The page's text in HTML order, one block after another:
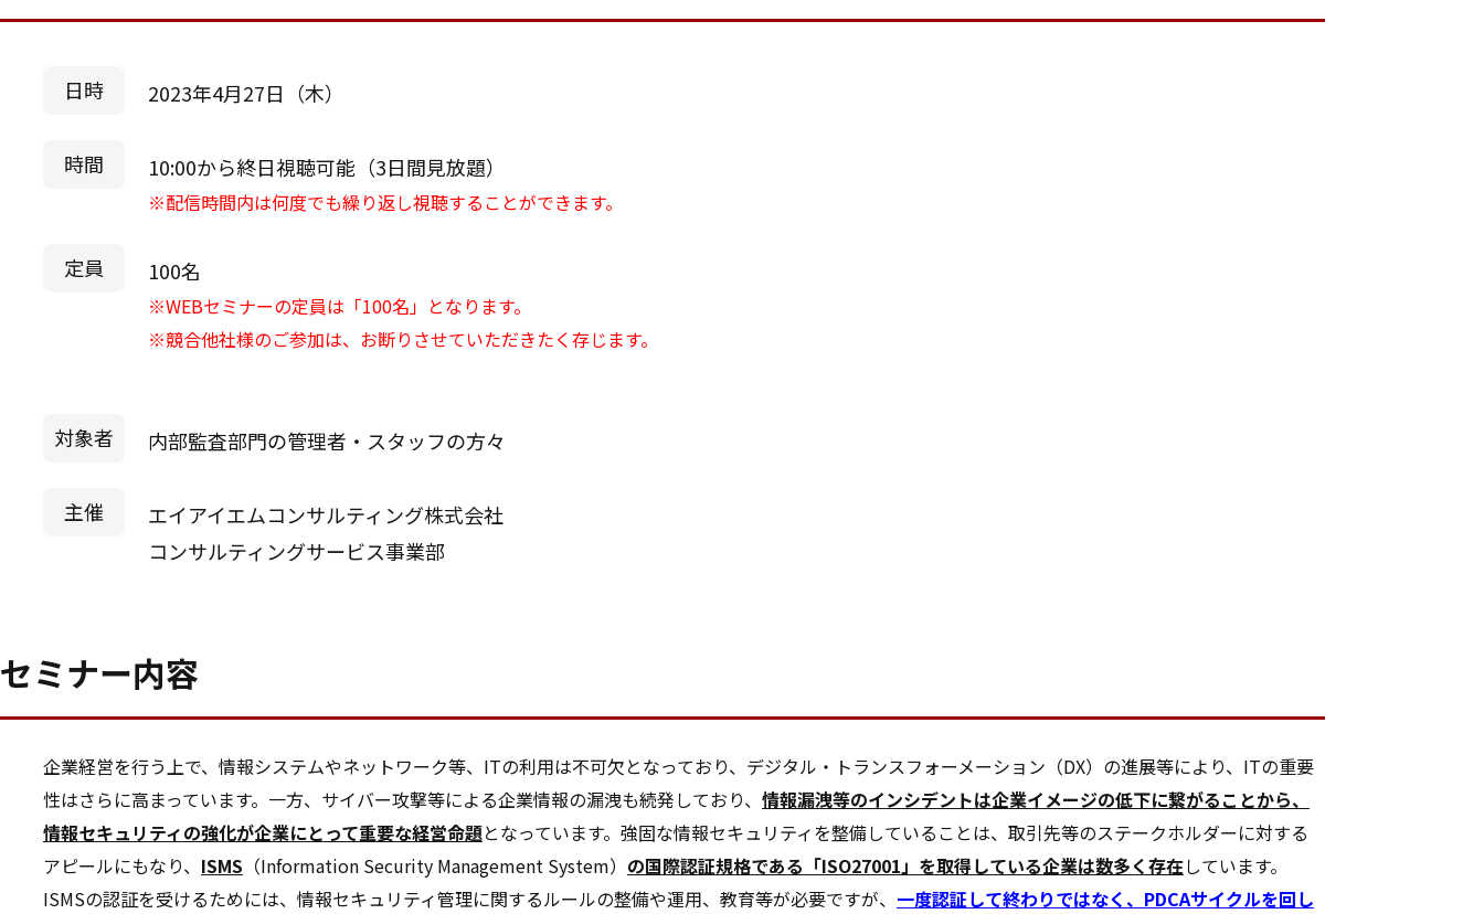
日時 2023年4月27日（木）
時間 10:00から終日視聴可能（3日間見放題）
※配信時間内は何度でも繰り返し視聴することができます。
定員 100名
※WEBセミナーの定員は「100名」となります。
※競合他社様のご参加は、お断りさせていただきたく存じます。
対象者 内部監査部門の管理者・スタッフの方々
主催
エイアイエムコンサルティング株式会社
コンサルティングサービス事業部
セミナー内容
企業経営を行う上で、情報システムやネットワーク等、ITの利用は不可欠となっており、デジタル・トランスフォーメーション（DX）の進展等により、ITの重要
性はさらに高まっています。一方、サイバー攻撃等による企業情報の漏洩も続発しており、 情報漏洩等のインシデントは企業イメージの低下に繋がることから、
情報セキュリティの強化が企業にとって重要な経営命題となっています。強固な情報セキュリティを整備していることは、取引先等のステークホルダーに対する
アピールにもなり、 ISMS （Information Security Management System） の国際認証規格である「ISO27001」を取得している企業は数多く存在しています。
ISMSの認証を受けるためには、情報セキュリティ管理に関するルールの整備や運用、教育等が必要ですが、 一度認証して終わりではなく、PDCAサイクルを回し